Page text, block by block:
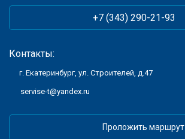
+7 (343) 290-21-93
Контакты:
г. Екатеринбург, ул. Строителей, д.47
servise-t@yandex.ru
Проложить маршрут